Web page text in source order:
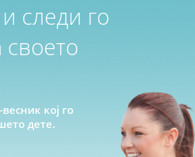
следи го
своето
кој го
дете.